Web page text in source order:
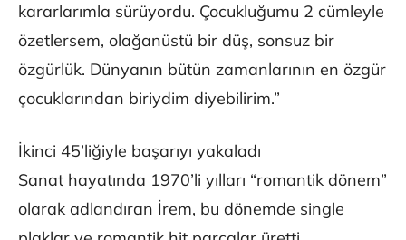
kararlarımla sürüyordu. Çocukluğumu 2 cümleyle
özetlersem, olağanüstü bir düş, sonsuz bir
özgürlük. Dünyanın bütün zamanlarının en özgür
çocuklarından biriydim diyebilirim.”
İkinci 45’liğiyle başarıyı yakaladı
Sanat hayatında 1970’li yılları “romantik dönem”
olarak adlandıran İrem, bu dönemde single